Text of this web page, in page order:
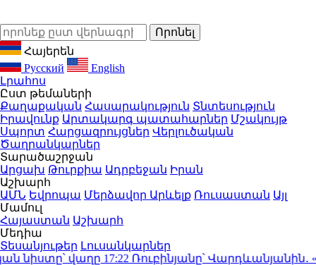
Հայերեն
Русский
English
Լրահոս
Ըստ թեմաների
Քաղաքական Հասարակություն Տնտեսություն
Իրավունք Արտակարգ պատահարներ Մշակույթ
Սպորտ Հարցազրույցներ Վերլուծական
Ծաղրանկարներ
Տարածաշրջան
Արցախ Թուրքիա Ադրբեջան Իրան
Աշխարհ
ԱՄՆ Եվրոպա Մերձավոր Արևելք Ռուսաստան Այլ
Մամուլ
Հայաստան Աշխարհ
Մեդիա
Տեսանյութեր Լուսանկարներ
վաղը17:22Ռուբինյանը՝ Վարդևանյանին․